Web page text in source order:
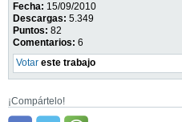
Fecha: 15/09/2010
Descargas: 5.349
Puntos: 82
Comentarios: 6
Votar este trabajo
¡Compártelo!